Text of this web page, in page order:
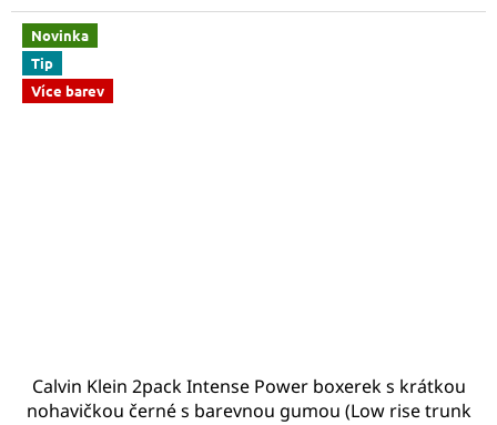
Novinka
Tip
Více barev
Calvin Klein 2pack Intense Power boxerek s krátkou
nohavičkou černé s barevnou gumou (Low rise trunk